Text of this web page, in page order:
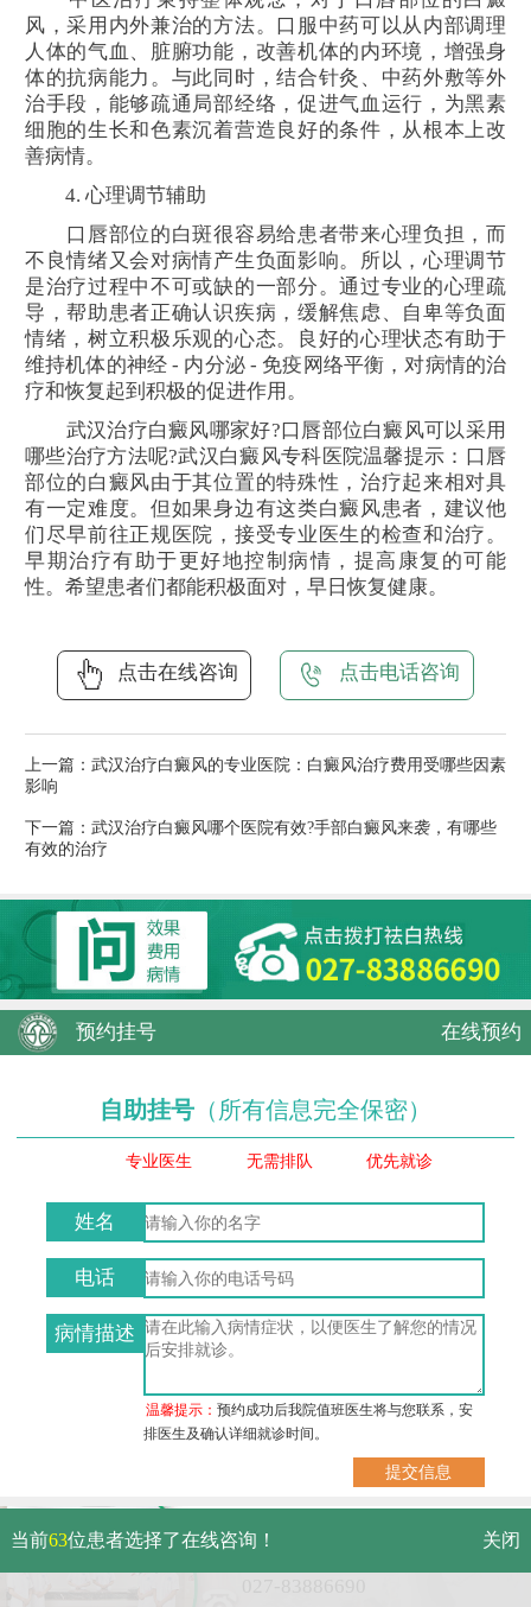
风，采用内外兼治的方法。口服中药可以从内部调理
人体的气血、脏腑功能，改善机体的内环境，增强身
体的抗病能力。与此同时，结合针灸、中药外敷等外
治手段，能够疏通局部经络，促进气血运行，为黑素
细胞的生长和色素沉着营造良好的条件，从根本上改
善病情。
4. 心理调节辅助
口唇部位的白斑很容易给患者带来心理负担，而
不良情绪又会对病情产生负面影响。所以，心理调节
是治疗过程中不可或缺的一部分。通过专业的心理疏
导，帮助患者正确认识疾病，缓解焦虑、自卑等负面
情绪，树立积极乐观的心态。良好的心理状态有助于
维持机体的神经 - 内分泌 - 免疫网络平衡，对病情的治
疗和恢复起到积极的促进作用。
武汉治疗白癜风哪家好?口唇部位白癜风可以采用
哪些治疗方法呢?武汉白癜风专科医院温馨提示：口唇
部位的白癜风由于其位置的特殊性，治疗起来相对具
有一定难度。但如果身边有这类白癜风患者，建议他
们尽早前往正规医院，接受专业医生的检查和治疗。
早期治疗有助于更好地控制病情，提高康复的可能
性。希望患者们都能积极面对，早日恢复健康。
点击在线咨询 点击电话咨询
上一篇： 武汉治疗白癜风的专业医院：白癜风治疗费用受哪些因素
影响
下一篇： 武汉治疗白癜风哪个医院有效?手部白癜风来袭，有哪些
有效的治疗
预约挂号 在线预约
自助挂号 （所有信息完全保密）
专业医生 无需排队 优先就诊
姓名
电话
病情描述
温馨提示：预约成功后我院值班医生将与您联系，安
排医生及确认详细就诊时间。
武汉市硚口区解放大道479号
当前63位患者选择了在线咨询！ 关闭